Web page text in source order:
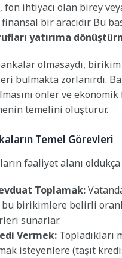
fon ihtiyacı olan birey
bir aracıdır. Bu
yatırıma
olmasaydı,
bulmakta zorlanırdı.
önler ve
temelini oluşturur.
Temel Görevleri
faaliyet alanı
Toplamak:
bu birikimlere belirli
sunarlar.
Vermek: Topladıkları
isteyenlere (taşıt